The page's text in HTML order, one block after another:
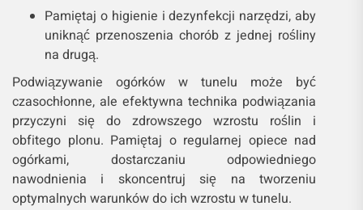
Pamiętaj o higienie i dezynfekcji narzędzi, aby
uniknąć przenoszenia chorób z jednej rośliny
na drugą.
Podwiązywanie ogórków w tunelu może być
czasochłonne, ale efektywna technika podwiązania
przyczyni się do zdrowszego wzrostu roślin i
obfitego plonu. Pamiętaj o regularnej opiece nad
ogórkami, dostarczaniu odpowiedniego
nawodnienia i skoncentruj się na tworzeniu
optymalnych warunków do ich wzrostu w tunelu.